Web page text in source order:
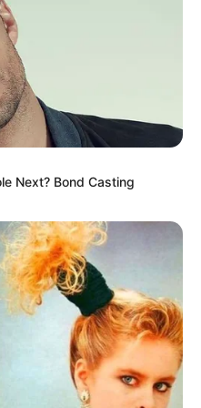
gizli
0 0
Next? Bond Casting